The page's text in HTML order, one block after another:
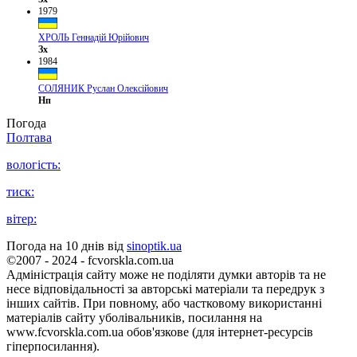
1979
ХРОЛЬ Геннадій Юрійович
Зх
1984
СОЛЯНИК Руслан Олексійович
Нп
Погода
Полтава
вологість:
тиск:
вітер:
Погода на 10 днів від sinoptik.ua
©2007 - 2024 - fcvorskla.com.ua
Адміністрація сайту може не поділяти думки авторів та не
несе відповідальності за авторські матеріали та передрук з
інших сайтів. При повному, або частковому використанні
матеріалів сайту уболівальників, посилання на
www.fcvorskla.com.ua обов'язкове (для інтернет-ресурсів
гіперпосилання).